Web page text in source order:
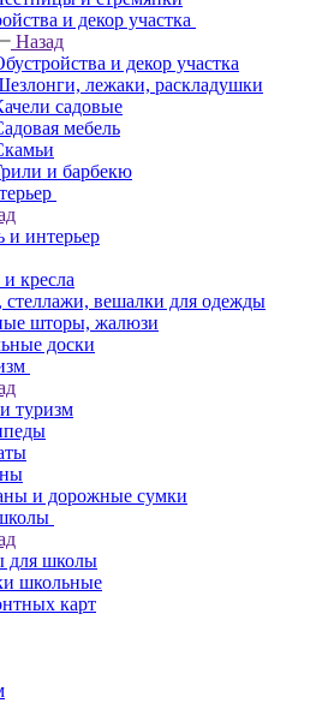
и декор участка
Назад
и декор участка
лежаки, раскладушки
садовые
мебель
и барбекю
и интерьер
кресла
вешалки для одежды
шторы, жалюзи
доски
туризм
и дорожные сумки
для школы
школьные
карт